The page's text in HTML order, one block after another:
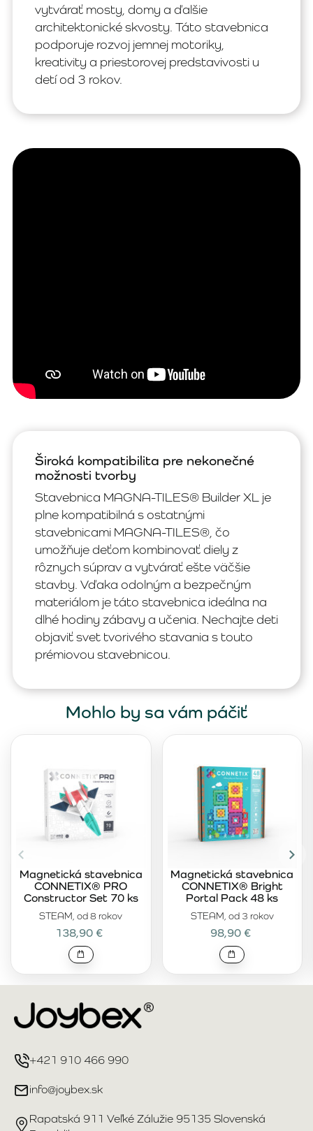
vytvárať mosty, domy a ďalšie
architektonické skvosty. Táto stavebnica
podporuje rozvoj jemnej motoriky,
kreativity a priestorovej predstavivosti u
detí od 3 rokov.
Široká kompatibilita pre nekonečné
možnosti tvorby
Stavebnica MAGNA-TILES® Builder XL je
plne kompatibilná s ostatnými
stavebnicami MAGNA-TILES®, čo
umožňuje deťom kombinovať diely z
rôznych súprav a vytvárať ešte väčšie
stavby. Vďaka odolným a bezpečným
materiálom je táto stavebnica ideálna na
dlhé hodiny zábavy a učenia. Nechajte deti
objaviť svet tvorivého stavania s touto
prémiovou stavebnicou.
Mohlo by sa vám páčiť
STEAM, od 8 rokov
Magnetická stavebnica
CONNETIX® PRO
Constructor Set 70 ks
138,90 €
STEAM, od 3 rokov
Magnetická stavebnica
CONNETIX® Bright
Portal Pack 48 ks
98,90 €
+421 910 466 990
info@joybex.sk
Rapatská 911 Veľké Zálužie 95135 Slovenská